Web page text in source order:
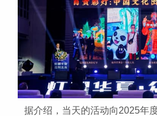
据介绍，当天的活动向2025年度